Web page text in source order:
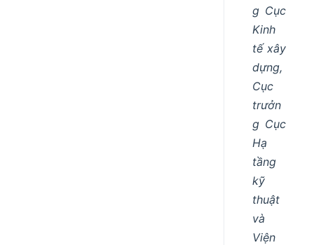
g Cục
Kinh
tế xây
dựng,
Cục
trưởn
g Cục
Hạ
tầng
kỹ
thuật
và
Viện